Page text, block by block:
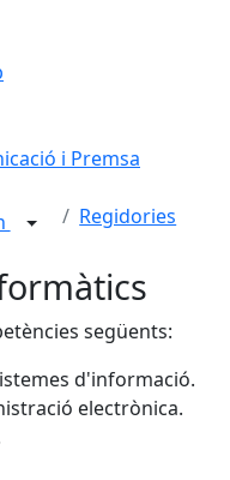
i Premsa
Regidories
següents:
d'informació.
electrònica.